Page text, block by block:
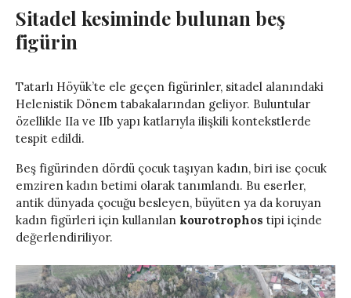
Sitadel kesiminde bulunan beş
figürin
Tatarlı Höyük’te ele geçen figürinler, sitadel alanındaki
Helenistik Dönem tabakalarından geliyor. Buluntular
özellikle IIa ve IIb yapı katlarıyla ilişkili kontekstlerde
tespit edildi.
Beş figürinden dördü çocuk taşıyan kadın, biri ise çocuk
emziren kadın betimi olarak tanımlandı. Bu eserler,
antik dünyada çocuğu besleyen, büyüten ya da koruyan
kadın figürleri için kullanılan kourotrophos tipi içinde
değerlendiriliyor.